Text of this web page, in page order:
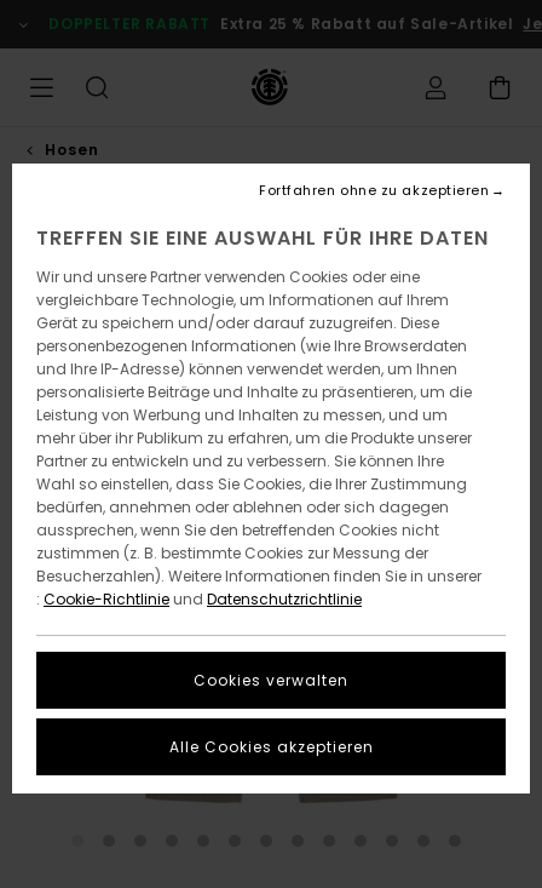
zur
Produktinformation
DOPPELTER RABATT Extra 25 % Rabatt auf Sale-Artikel
Hosen
TREFFEN SIE EINE AUSWAHL FÜR IHRE DATEN
Wir und unsere Partner verwenden Cookies oder eine
vergleichbare Technologie, um Informationen auf Ihrem
Gerät zu speichern und/oder darauf zuzugreifen. Diese
personenbezogenen Informationen (wie Ihre Browserdaten
und Ihre IP-Adresse) können verwendet werden, um Ihnen
personalisierte Beiträge und Inhalte zu präsentieren, um die
Leistung von Werbung und Inhalten zu messen, und um
mehr über ihr Publikum zu erfahren, um die Produkte unserer
Partner zu entwickeln und zu verbessern. Sie können Ihre
Wahl so einstellen, dass Sie Cookies, die Ihrer Zustimmung
bedürfen, annehmen oder ablehnen oder sich dagegen
aussprechen, wenn Sie den betreffenden Cookies nicht
zustimmen (z. B. bestimmte Cookies zur Messung der
Besucherzahlen). Weitere Informationen finden Sie in unserer
: Cookie-Richtlinieund Datenschutzrichtlinie
Cookies verwalten
Fortfahren ohne zu akzeptieren
Alle Cookies akzeptieren